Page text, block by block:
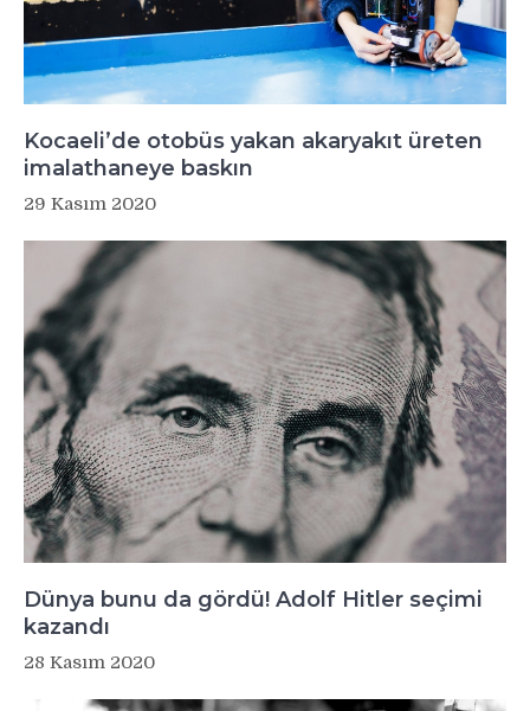
Kocaeli’de otobüs yakan akaryakıt üreten
imalathaneye baskın
29 Kasım 2020
Dünya bunu da gördü! Adolf Hitler seçimi
kazandı
28 Kasım 2020